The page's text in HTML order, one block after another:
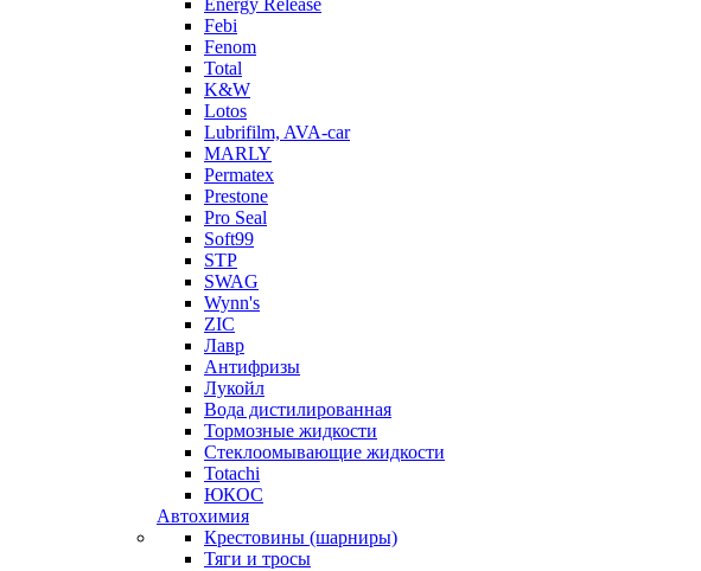
Energy Release
Febi
Fenom
Total
K&W
Lotos
Lubrifilm, AVA-car
MARLY
Permatex
Prestone
Pro Seal
Soft99
STP
SWAG
Wynn's
ZIC
Лавр
Антифризы
Лукойл
Вода дистилированная
Тормозные жидкости
Стеклоомывающие жидкости
Totachi
ЮКОС
Автохимия
Крестовины (шарниры)
Тяги и тросы